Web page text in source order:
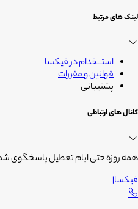
لینک های مرتبط
استــخدام در فیکسا
قوانین و مقررات
پشتیبانی
کانال های ارتباطی
همه روزه حتی ایام تعطیل پاسخگوی
فیکسا|